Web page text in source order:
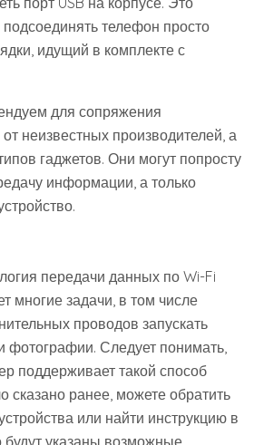
телефон просто
идущий в комплекте с
для сопряжения
неизвестных производителей, а
гаджетов. Они могут попросту
информации, а только
передачи данных по Wi-Fi
многие задачи, в том числе
проводов запускать
фотографии. Следует понимать,
поддерживает такой способ
сказано ранее, можете обратить
или найти инструкцию в
будут указаны возможные